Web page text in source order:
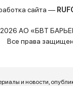
сайта —
АО «БВТ
Все права
и новости,